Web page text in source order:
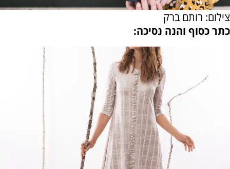
צילום: רותם ברק
כתר כסוף והנה נסיכה: